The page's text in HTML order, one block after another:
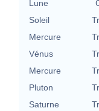
Lune
Soleil
Mercure
Vénus
Mercure
Pluton
Saturne